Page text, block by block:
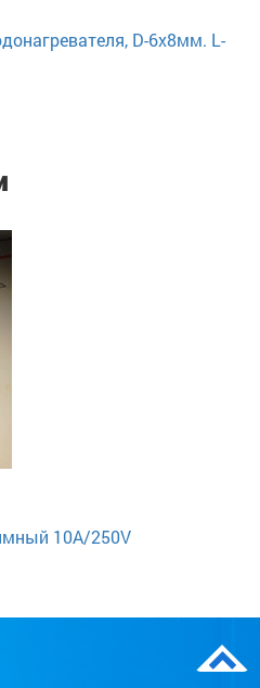
D-6х8мм. L-
10А/250V